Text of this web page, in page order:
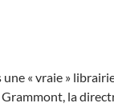
« vraie »
la